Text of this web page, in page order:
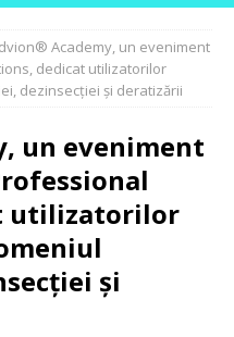
Academy, un eveniment
dedicat utilizatorilor
dezinsecției și deratizării
un eveniment
utilizatorilor
și